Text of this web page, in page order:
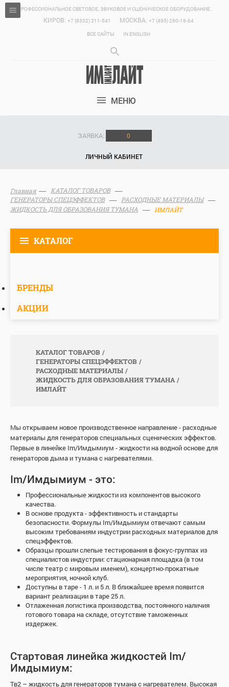
ПРОФЕССИОНАЛЬНОЕ СВЕТОВОЕ, ЗВУКОВОЕ И СЦЕНИЧЕСКОЕ ОБОРУДОВАНИЕ.
КИРОВ: +7 (8332) 211-541 МОСКВА: +7 (495) 260-18-64
ВСЕ САЙТЫ
IN ENGLISH
МЕНЮ
ЗАЯВКА: 0
ЛИЧНЫЙ КАБИНЕТ
Главная
КАТАЛОГ ТОВАРОВ
ГЕНЕРАТОРЫ СПЕЦЭФФЕКТОВ
РАСХОДНЫЕ МАТЕРИАЛЫ
ЖИДКОСТЬ ДЛЯ ОБРАЗОВАНИЯ ТУМАНА
ИМЛАЙТ
КАТАЛОГ
БРЕНДЫ
АКЦИИ
КАТАЛОГ ТОВАРОВ
ГЕНЕРАТОРЫ СПЕЦЭФФЕКТОВ
РАСХОДНЫЕ МАТЕРИАЛЫ
ЖИДКОСТЬ ДЛЯ ОБРАЗОВАНИЯ ТУМАНА
ИМЛАЙТ
Мы открываем новое производственное направление - расходные
материалы для генераторов специальных сценических эффектов.
Первые в линейке Im/Имдымиум - жидкости на водной основе для
генераторов дыма и тумана с нагревателями.
Im/Имдымиум - это:
Профессиональные жидкости из компонентов высокого
качества.
В основе продукта - эффективность и стандарты
безопасности. Формулы Im/Имдымиум отвечают самым
высоким требованиям индустрии расходных материалов для
спецэффектов.
Образцы прошли слепые тестирования в фокус-группах из
специалистов индустрии: стационарная площадка (в том
числе театр с мировым именем), концертно-прокатные
мероприятия, ночной клуб.
Доступны в таре - 1 л. и 5 л. В ближайшее время появится
вариант реализации в таре 25 л.
Отлаженная логистика производства, постоянного наличия
готового товара на складе, отсутствие таможенных
издержек.
Стартовая линейка жидкостей Im/
Имдымиум:
Тв2 – жидкость для генераторов тумана с нагревателем. Высокая